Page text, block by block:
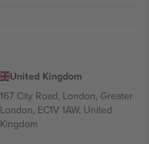
United Kingdom
167 City Road, London, Greater
London, EC1V 1AW, United
Kingdom